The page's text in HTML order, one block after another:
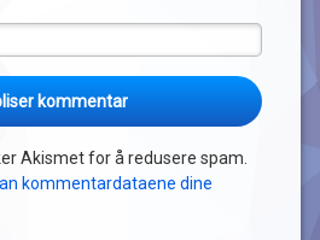
Akismet for å redusere spam.
kommentardataene dine